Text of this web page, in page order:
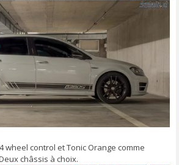
wheel control et Tonic Orange comme
châssis à choix.